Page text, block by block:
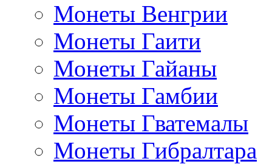
Монеты Венгрии
Монеты Гаити
Монеты Гайаны
Монеты Гамбии
Монеты Гватемалы
Монеты Гибралтара